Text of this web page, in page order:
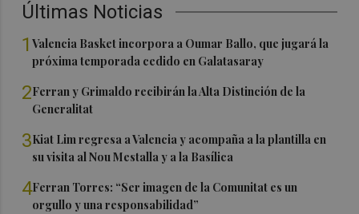
Últimas Noticias
1Valencia Basket incorpora a Oumar Ballo, que jugará la
próxima temporada cedido en Galatasaray
2Ferran y Grimaldo recibirán la Alta Distinción de la
Generalitat
3Kiat Lim regresa a Valencia y acompaña a la plantilla en
su visita al Nou Mestalla y a la Basílica
4Ferran Torres: “Ser imagen de la Comunitat es un
orgullo y una responsabilidad”